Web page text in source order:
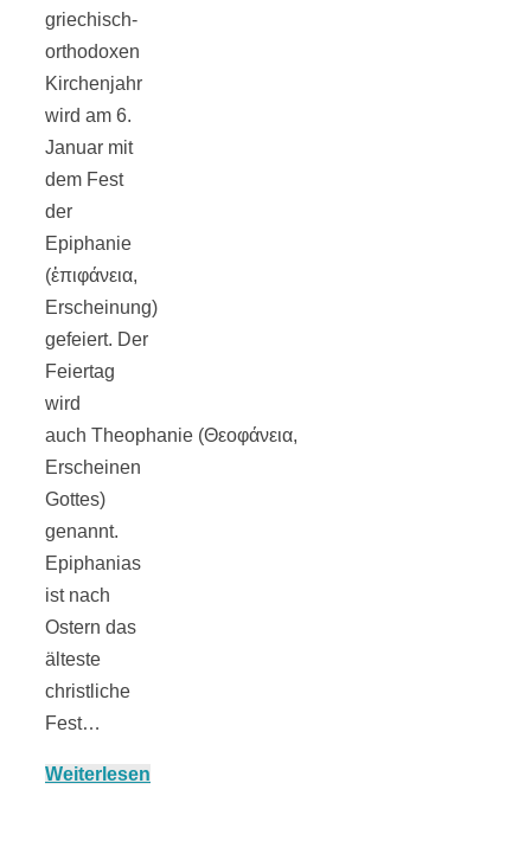
griechisch-
orthodoxen
Kirchenjahr
wird am 6.
Januar mit
dem Fest
der
Epiphanie
(ἐπιφάνεια,
Erscheinung)
gefeiert. Der
Feiertag
wird
auch Theophanie (Θεοφάνεια,
Erscheinen
Gottes)
genannt.
Epiphanias
ist nach
Ostern das
älteste
christliche
Fest…
Weiterlesen